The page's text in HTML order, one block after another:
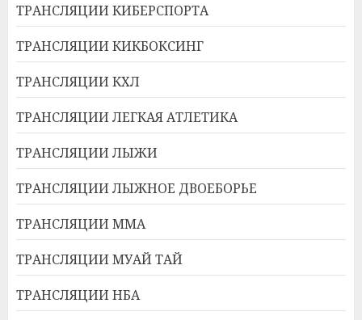
ТРАНСЛЯЦИИ КИБЕРСПОРТА
ТРАНСЛЯЦИИ КИКБОКСИНГ
ТРАНСЛЯЦИИ КХЛ
ТРАНСЛЯЦИИ ЛЕГКАЯ АТЛЕТИКА
ТРАНСЛЯЦИИ ЛЫЖИ
ТРАНСЛЯЦИИ ЛЫЖНОЕ ДВОЕБОРЬЕ
ТРАНСЛЯЦИИ ММА
ТРАНСЛЯЦИИ МУАЙ ТАЙ
ТРАНСЛЯЦИИ НБА